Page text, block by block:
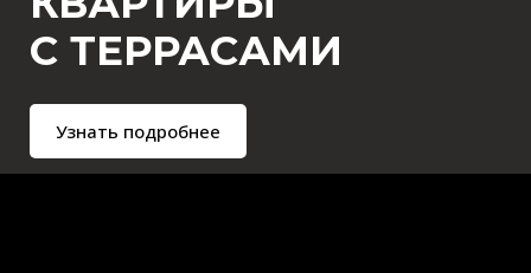
С ТЕРРАСАМИ
Узнать подробнее